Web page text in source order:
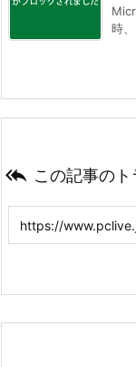
時
 この記事の